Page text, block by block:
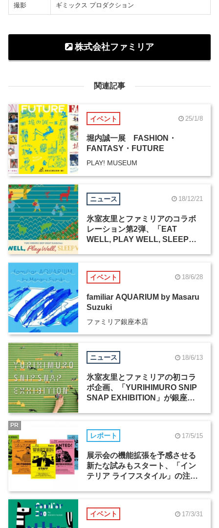
撮影 ギミックス プロダクション
株式会社ファミリア
関連記事
イベント 25/1/8
堀内誠一展 FASHION・
FANTASY・FUTURE
PLAY! MUSEUM
ニュース 18/12/21
氷室友里とファミリアのコラボ
レーション第2弾、「EAT
WELL, PLAY WELL, SLEEP
イベント 18/6/28
familiar AQUARIUM by Masaru
Suzuki
ファミリア銀座本店
ニュース 18/6/13
氷室友里とファミリアの初コラ
ボ企画、「YURIHIMURO SNIP
SNAP EXHIBITION」が銀座本
レポート 17/5/15
展示会の機能拡張を予感させる
新たな試みもスタート、「イン
テリア ライフスタイル」の注目
PR
イベント 17/3/31